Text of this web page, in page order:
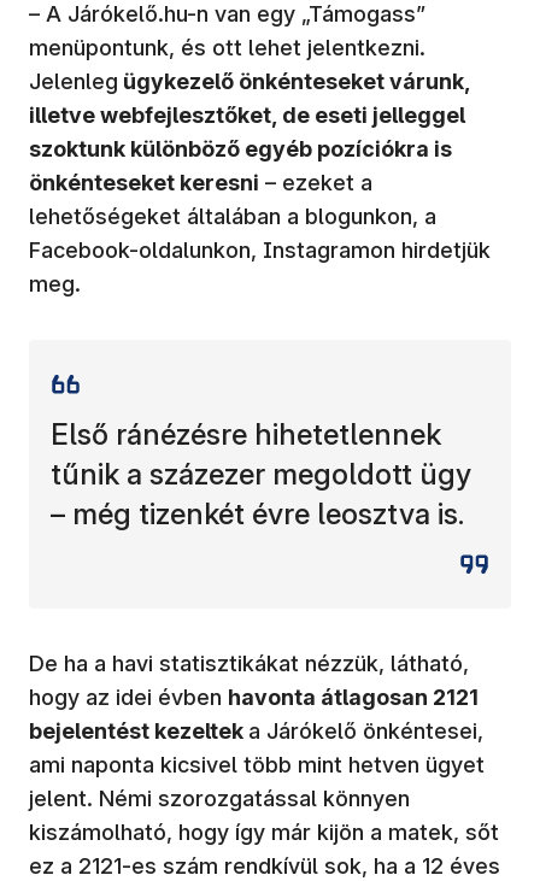
– A Járókelő.hu-n van egy „Támogass”
menüpontunk, és ott lehet jelentkezni.
Jelenleg ügykezelő önkénteseket várunk,
illetve webfejlesztőket, de eseti jelleggel
szoktunk különböző egyéb pozíciókra is
önkénteseket keresni – ezeket a
lehetőségeket általában a blogunkon, a
Facebook-oldalunkon, Instagramon hirdetjük
meg.
Első ránézésre hihetetlennek
tűnik a százezer megoldott ügy
– még tizenkét évre leosztva is.
De ha a havi statisztikákat nézzük, látható,
hogy az idei évben havonta átlagosan 2121
bejelentést kezeltek a Járókelő önkéntesei,
ami naponta kicsivel több mint hetven ügyet
jelent. Némi szorozgatással könnyen
kiszámolható, hogy így már kijön a matek, sőt
ez a 2121-es szám rendkívül sok, ha a 12 éves